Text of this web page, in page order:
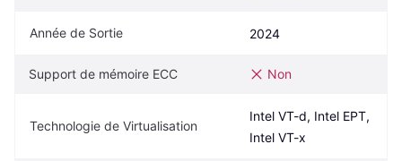
Année de Sortie 2024
Support de mémoire ECC Non
Technologie de Virtualisation
Intel VT-d, Intel EPT,
Intel VT-x